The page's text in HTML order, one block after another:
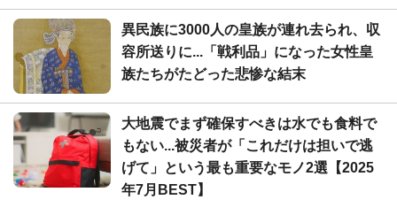
異民族に3000人の皇族が連れ去られ、収
容所送りに...「戦利品」になった女性皇
族たちがたどった悲惨な結末
大地震でまず確保すべきは水でも食料で
もない...被災者が「これだけは担いで逃
げて」という最も重要なモノ2選【2025
年7月BEST】